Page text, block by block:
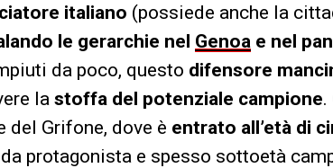
italiano (possiede anche la
le gerarchie nel Genoa e nel
da poco, questo difensore
la stoffa del potenziale campione.
del Grifone, dove è entrato all’età di
protagonista e spesso sottoetà